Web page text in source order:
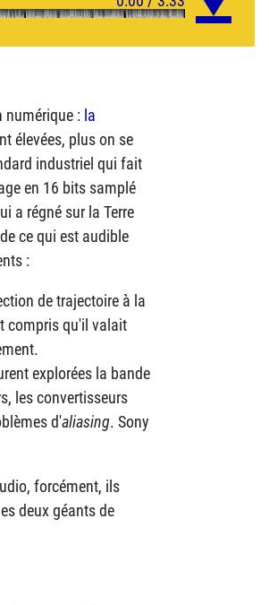
numérique : la
élevées, plus on se
industriel qui fait
en 16 bits samplé
a régné sur la Terre
ce qui est audible
:
de trajectoire à la
compris qu'il valait
explorées la bande
les convertisseurs
d'aliasing. Sony
forcément, ils
deux géants de